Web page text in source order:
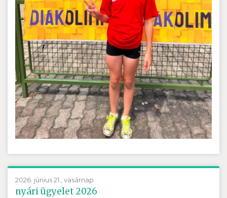
2026. június 21., vasárnap
nyári ügyelet 2026